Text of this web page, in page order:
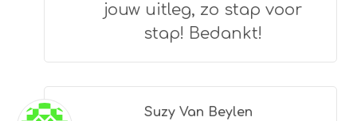
jouw uitleg, zo stap voor
stap! Bedankt!
Suzy Van Beylen